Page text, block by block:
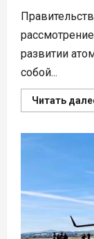
развитии
собой...
Читать